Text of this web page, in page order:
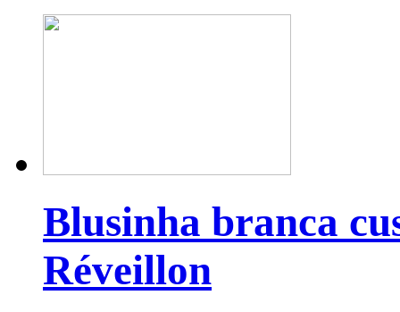
Blusinha branca
Réveillon